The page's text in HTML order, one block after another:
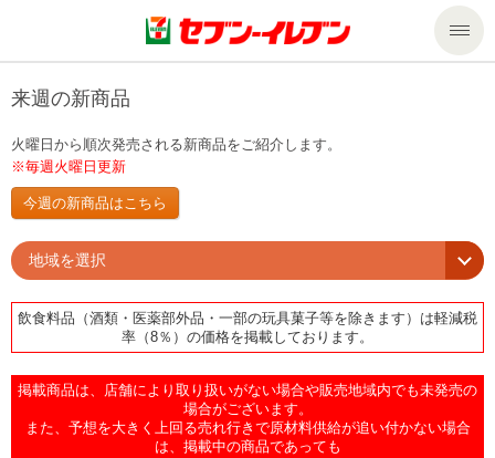
商品のご案内
商品のご案内トップ
今週の新商品
来週の新商品
商品カテゴリ一覧
セブンプレミアム
セール・キャンペーン
サービス
サービストップ
マルチコピー機でできること
企業情報
企業情報トップ
私たちの取組み
来週の新商品
火曜日から順次発売される新商品をご紹介します。
※毎週火曜日更新
今週の新商品はこちら
地域を選択
飲食料品（酒類・医薬部外品・一部の玩具菓子等を除きます）は軽減税
率（8％）の価格を掲載しております。
掲載商品は、店舗により取り扱いがない場合や販売地域内でも未発売の
場合がございます。
また、予想を大きく上回る売れ行きで原材料供給が追い付かない場合
は、掲載中の商品であっても